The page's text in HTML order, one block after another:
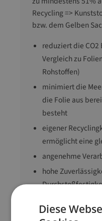
Recycling =>
bzw. dem Gelben
reduziert die
Vergleich zu
Rohstoffen)
minimiert die
die Folie aus
besteht
eigener
ermöglicht eine
angenehme
hohe
außen
Diese